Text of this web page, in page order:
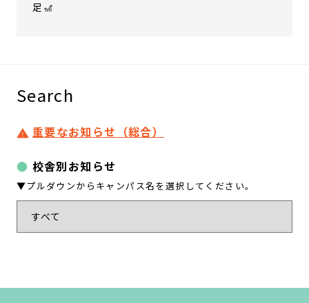
足🎢
Search
重要なお知らせ（総合）
校舎別お知らせ
▼プルダウンからキャンパス名を選択してください。